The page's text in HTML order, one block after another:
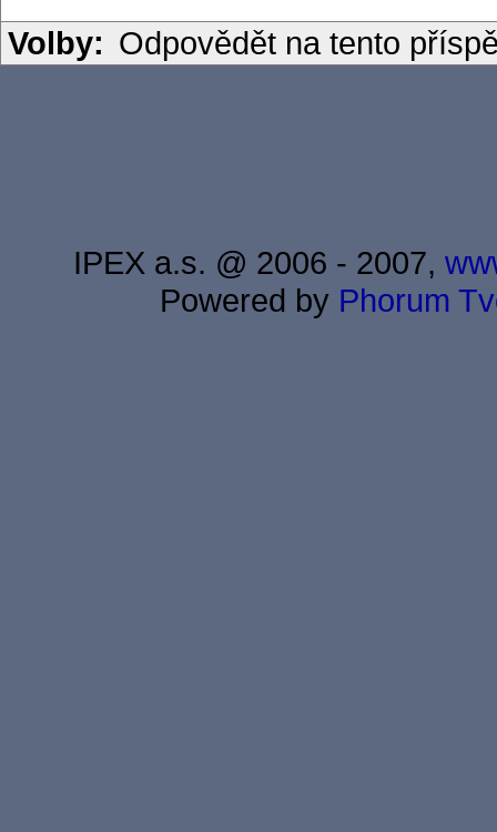
Volby: Odpovědět na tento
IPEX a.s. @ 2006 - 2007,
Powered by Phorum